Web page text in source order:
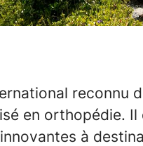
reconnu
en orthopédie.
à